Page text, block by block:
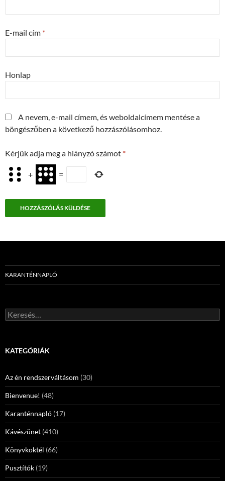
E-mail cím *
Honlap
A nevem, e-mail címem, és weboldalcímem mentése a
böngészőben a következő hozzászólásomhoz.
Kérjük adja meg a hiányzó számot *
+ =
KARANTÉNNAPLÓ
Keresés:
KATEGÓRIÁK
Az én rendszerváltásom (30)
Bienvenue! (48)
Karanténnapló (17)
Kávészünet (410)
Könyvkoktél (66)
Pusztítók (19)